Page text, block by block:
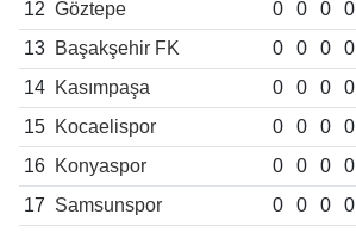
12 Göztepe 0 0 0 0
13 Başakşehir FK 0 0 0 0
14 Kasımpaşa 0 0 0 0
15 Kocaelispor 0 0 0 0
16 Konyaspor 0 0 0 0
17 Samsunspor 0 0 0 0